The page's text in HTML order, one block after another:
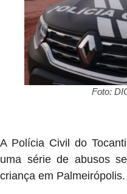
Foto:
A Polícia Civil do
uma série de abusos
criança em Palmeirópolis.